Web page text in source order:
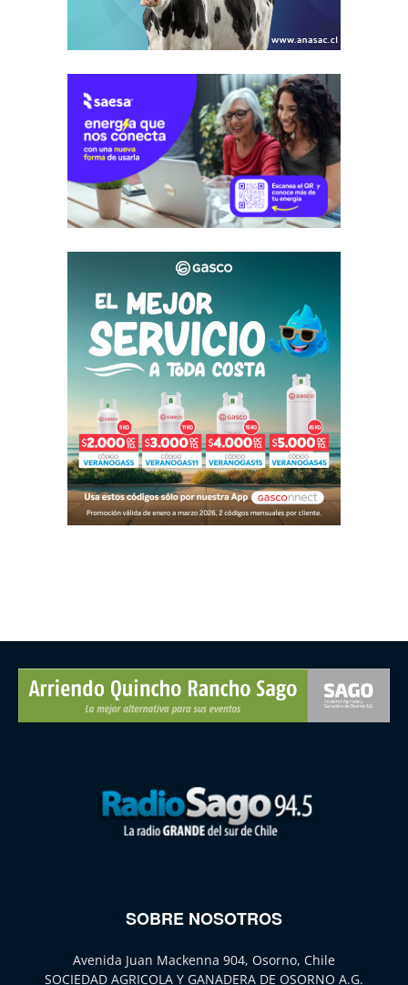
SOBRE NOSOTROS
Avenida Juan Mackenna 904, Osorno, Chile
SOCIEDAD AGRICOLA Y GANADERA DE OSORNO A.G.